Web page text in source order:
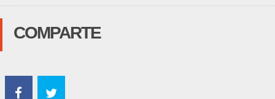
COMPARTE